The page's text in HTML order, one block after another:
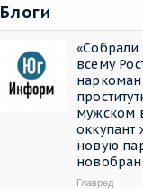
Блоги
«Собрали
всему
мужском
оккупант
новую
Главред